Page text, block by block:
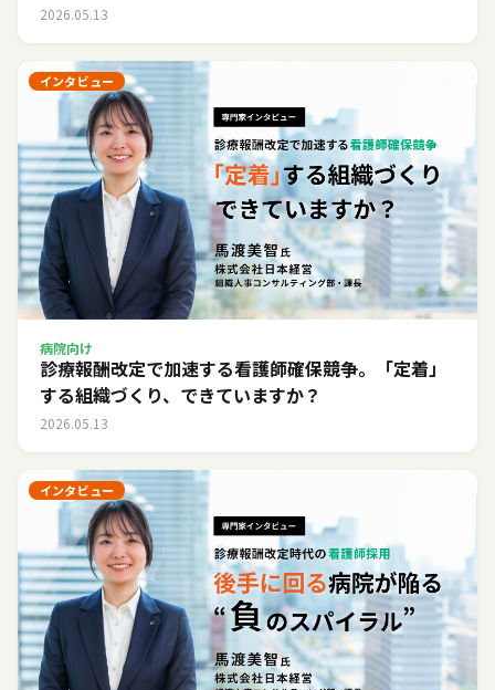
2026.05.13
インタビュー
病院向け
診療報酬改定で加速する看護師確保競争。「定着」
する組織づくり、できていますか？
2026.05.13
インタビュー